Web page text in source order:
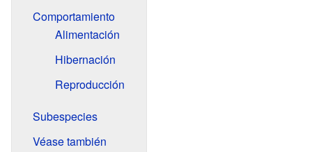
Comportamiento
Alimentación
Hibernación
Reproducción
Subespecies
Véase también